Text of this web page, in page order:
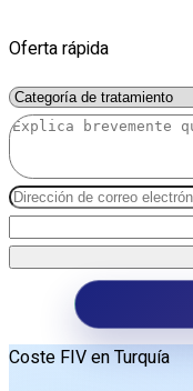
Oferta rápida
Coste FIV en Turquía